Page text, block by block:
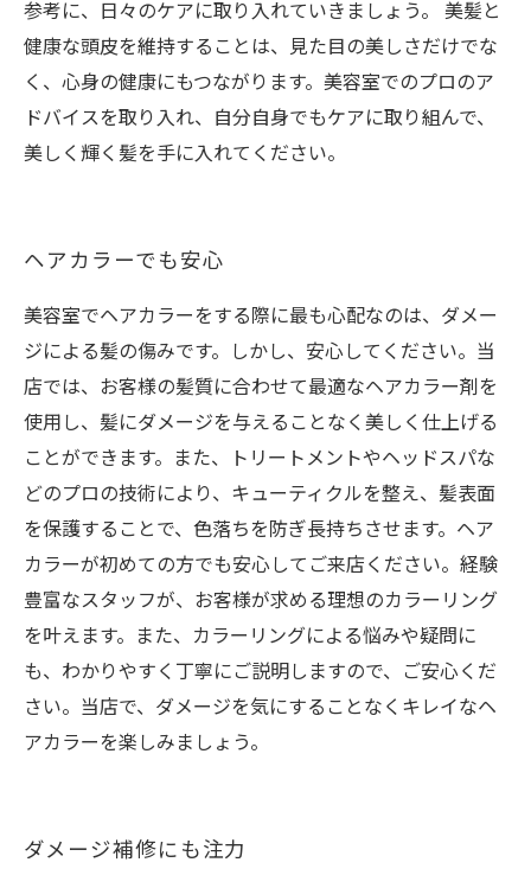
参考に、日々のケアに取り入れていきましょう。 美髪と
健康な頭皮を維持することは、見た目の美しさだけでな
く、心身の健康にもつながります。美容室でのプロのア
ドバイスを取り入れ、自分自身でもケアに取り組んで、
美しく輝く髪を手に入れてください。
ヘアカラーでも安心
美容室でヘアカラーをする際に最も心配なのは、ダメー
ジによる髪の傷みです。しかし、安心してください。当
店では、お客様の髪質に合わせて最適なヘアカラー剤を
使用し、髪にダメージを与えることなく美しく仕上げる
ことができます。また、トリートメントやヘッドスパな
どのプロの技術により、キューティクルを整え、髪表面
を保護することで、色落ちを防ぎ長持ちさせます。ヘア
カラーが初めての方でも安心してご来店ください。経験
豊富なスタッフが、お客様が求める理想のカラーリング
を叶えます。また、カラーリングによる悩みや疑問に
も、わかりやすく丁寧にご説明しますので、ご安心くだ
さい。当店で、ダメージを気にすることなくキレイなヘ
アカラーを楽しみましょう。
ダメージ補修にも注力